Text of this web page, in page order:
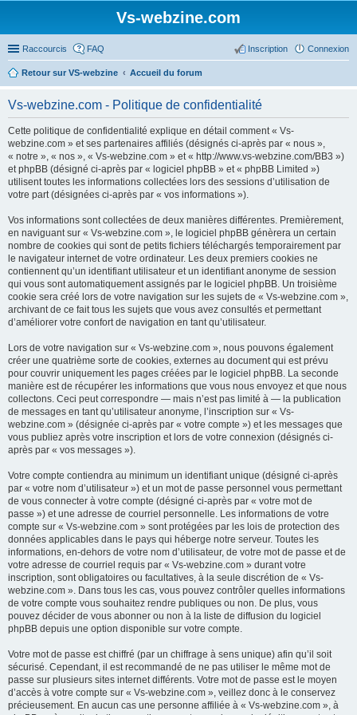
Vs-webzine.com
Raccourcis FAQ Connexion
Inscription
Retour sur VS-webzine Accueil du forum
Vs-webzine.com - Politique de confidentialité
Cette politique de confidentialité explique en détail comment « Vs-
webzine.com » et ses partenaires affiliés (désignés ci-après par « nous »,
« notre », « nos », « Vs-webzine.com » et « http://www.vs-webzine.com/BB3 »)
et phpBB (désigné ci-après par « logiciel phpBB » et « phpBB Limited »)
utilisent toutes les informations collectées lors des sessions d’utilisation de
votre part (désignées ci-après par « vos informations »).
Vos informations sont collectées de deux manières différentes. Premièrement,
en naviguant sur « Vs-webzine.com », le logiciel phpBB génèrera un certain
nombre de cookies qui sont de petits fichiers téléchargés temporairement par
le navigateur internet de votre ordinateur. Les deux premiers cookies ne
contiennent qu’un identifiant utilisateur et un identifiant anonyme de session
qui vous sont automatiquement assignés par le logiciel phpBB. Un troisième
cookie sera créé lors de votre navigation sur les sujets de « Vs-webzine.com »,
archivant de ce fait tous les sujets que vous avez consultés et permettant
d’améliorer votre confort de navigation en tant qu’utilisateur.
Lors de votre navigation sur « Vs-webzine.com », nous pouvons également
créer une quatrième sorte de cookies, externes au document qui est prévu
pour couvrir uniquement les pages créées par le logiciel phpBB. La seconde
manière est de récupérer les informations que vous nous envoyez et que nous
collectons. Ceci peut correspondre — mais n’est pas limité à — la publication
de messages en tant qu’utilisateur anonyme, l’inscription sur « Vs-
webzine.com » (désignée ci-après par « votre compte ») et les messages que
vous publiez après votre inscription et lors de votre connexion (désignés ci-
après par « vos messages »).
Votre compte contiendra au minimum un identifiant unique (désigné ci-après
par « votre nom d’utilisateur ») et un mot de passe personnel vous permettant
de vous connecter à votre compte (désigné ci-après par « votre mot de
passe ») et une adresse de courriel personnelle. Les informations de votre
compte sur « Vs-webzine.com » sont protégées par les lois de protection des
données applicables dans le pays qui héberge notre serveur. Toutes les
informations, en-dehors de votre nom d’utilisateur, de votre mot de passe et de
votre adresse de courriel requis par « Vs-webzine.com » durant votre
inscription, sont obligatoires ou facultatives, à la seule discrétion de « Vs-
webzine.com ». Dans tous les cas, vous pouvez contrôler quelles informations
de votre compte vous souhaitez rendre publiques ou non. De plus, vous
pouvez décider de vous abonner ou non à la liste de diffusion du logiciel
phpBB depuis une option disponible sur votre compte.
Votre mot de passe est chiffré (par un chiffrage à sens unique) afin qu’il soit
sécurisé. Cependant, il est recommandé de ne pas utiliser le même mot de
passe sur plusieurs sites internet différents. Votre mot de passe est le moyen
d’accès à votre compte sur « Vs-webzine.com », veillez donc à le conservez
précieusement. En aucun cas une personne affiliée à « Vs-webzine.com », à